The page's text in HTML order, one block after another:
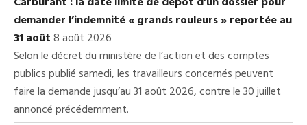
demander l’indemnité « grands rouleurs » reportée au
31 août8 août 2026
Selon le décret du ministère de l’action et des comptes
publics publié samedi, les travailleurs concernés peuvent
faire la demande jusqu’au 31 août 2026, contre le 30 juillet
annoncé précédemment.